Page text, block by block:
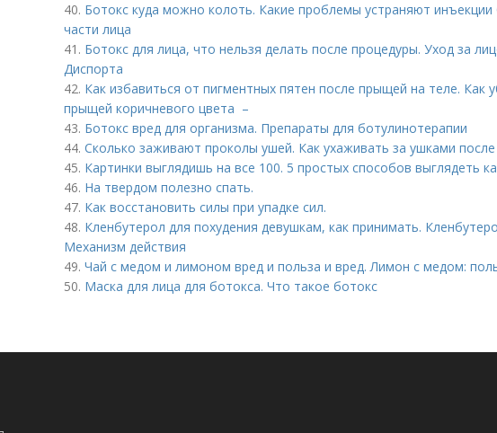
40. Ботокс куда можно колоть. Какие проблемы устраняют инъекции
части лица
41. Ботокс для лица, что нельзя делать после процедуры. Уход за
Диспорта
42. Как избавиться от пигментных пятен после прыщей на теле. Как
прыщей коричневого цвета –
43. Ботокс вред для организма. Препараты для ботулинотерапии
44. Сколько заживают проколы ушей. Как ухаживать за ушками
45. Картинки выглядишь на все 100. 5 простых способов выглядеть
46. На твердом полезно спать.
47. Как восстановить силы при упадке сил.
48. Кленбутерол для похудения девушкам, как принимать.
Механизм действия
49. Чай с медом и лимоном вред и польза и вред. Лимон с медом:
50. Маска для лица для ботокса. Что такое ботокс